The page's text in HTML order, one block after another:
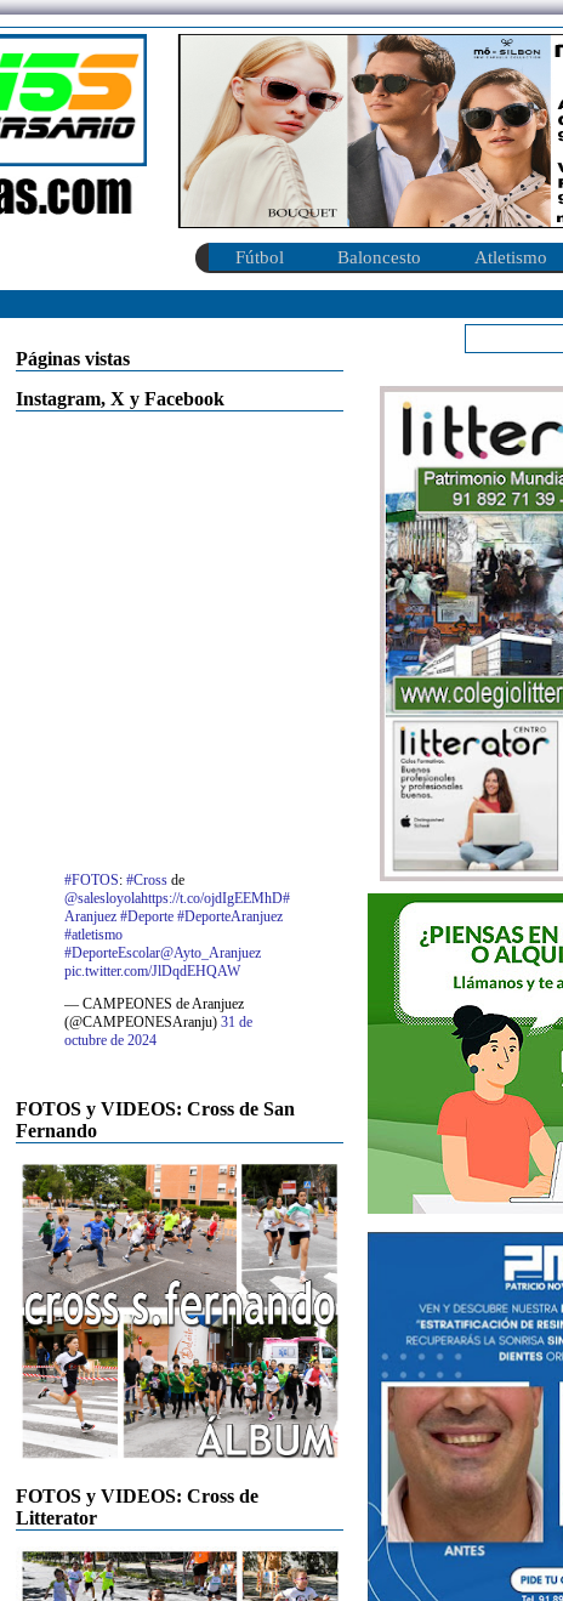
Fútbol Baloncesto Atletismo
Páginas vistas
Instagram, X y Facebook
#FOTOS: #Cross de
@salesloyolahttps://t.co/ojdIgEEMhD#
Aranjuez #Deporte #DeporteAranjuez
#atletismo
#DeporteEscolar@Ayto_Aranjuez
pic.twitter.com/JlDqdEHQAW
— CAMPEONES de Aranjuez
(@CAMPEONESAranju) 31 de
octubre de 2024
FOTOS y VIDEOS: Cross de San
Fernando
FOTOS y VIDEOS: Cross de
Litterator